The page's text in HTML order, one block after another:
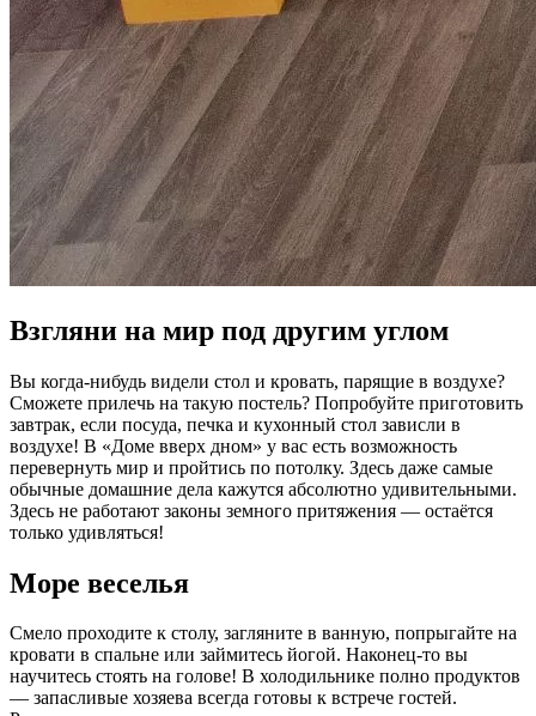
Взгляни на мир под другим углом
Вы когда-нибудь видели стол и кровать, парящие в воздухе?
Сможете прилечь на такую постель? Попробуйте приготовить
завтрак, если посуда, печка и кухонный стол зависли в
воздухе! В «Доме вверх дном» у вас есть возможность
перевернуть мир и пройтись по потолку. Здесь даже самые
обычные домашние дела кажутся абсолютно удивительными.
Здесь не работают законы земного притяжения — остаётся
только удивляться!
Море веселья
Смело проходите к столу, загляните в ванную, попрыгайте на
кровати в спальне или займитесь йогой. Наконец-то вы
научитесь стоять на голове! В холодильнике полно продуктов
— запасливые хозяева всегда готовы к встрече гостей.